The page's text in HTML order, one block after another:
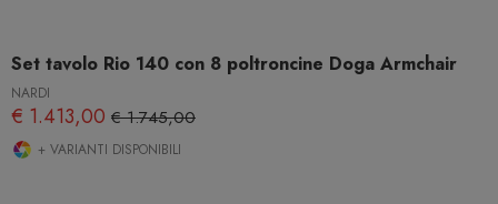
Set tavolo Rio 140 con 8 poltroncine Doga Armchair
NARDI
€ 1.413,00 € 1.745,00
+ VARIANTI DISPONIBILI